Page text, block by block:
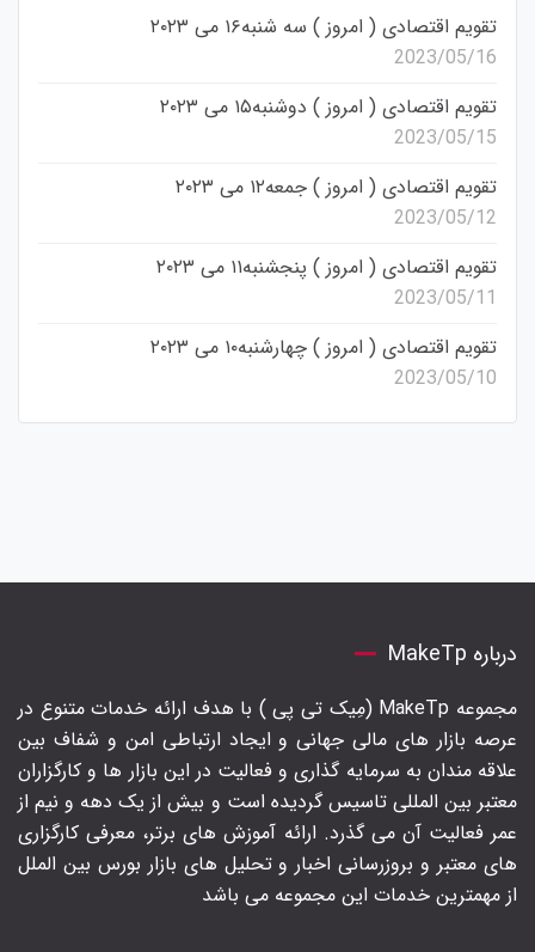
تقویم اقتصادی ( امروز ) سه شنبه۱۶ می ۲۰۲۳
2023/05/16
تقویم اقتصادی ( امروز ) دوشنبه۱۵ می ۲۰۲۳
2023/05/15
تقویم اقتصادی ( امروز ) جمعه۱۲ می ۲۰۲۳
2023/05/12
تقویم اقتصادی ( امروز ) پنجشنبه۱۱ می ۲۰۲۳
2023/05/11
تقویم اقتصادی ( امروز ) چهارشنبه۱۰ می ۲۰۲۳
2023/05/10
درباره MakeTp
مجموعه MakeTp (مِیک تی پی ) با هدف ارائه خدمات متنوع در
عرصه بازار های مالی جهانی و ایجاد ارتباطی امن و شفاف بین
علاقه مندان به سرمایه گذاری و فعالیت در این بازار ها و کارگزاران
معتبر بین المللی تاسیس گردیده است و بیش از یک دهه و نیم از
عمر فعالیت آن می گذرد. ارائه آموزش های برتر‍، معرفی کارگزاری
های معتبر و بروزرسانی اخبار و تحلیل های بازار بورس بین الملل
از مهمترین خدمات این مجموعه می باشد